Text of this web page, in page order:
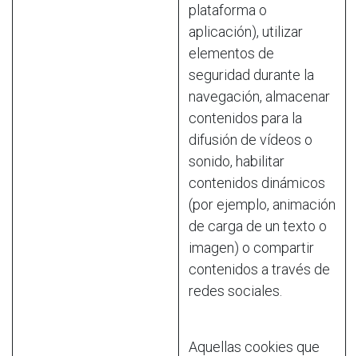
plataforma o
aplicación), utilizar
elementos de
seguridad durante la
navegación, almacenar
contenidos para la
difusión de vídeos o
sonido, habilitar
contenidos dinámicos
(por ejemplo, animación
de carga de un texto o
imagen) o compartir
contenidos a través de
redes sociales.
Aquellas cookies que